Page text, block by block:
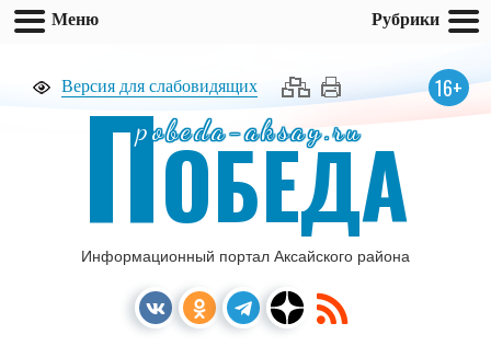
Версия для слабовидящих 16+
pobeda-aksay.ru
ПОБЕДА
Информационный портал Аксайского района
Меню Рубрики